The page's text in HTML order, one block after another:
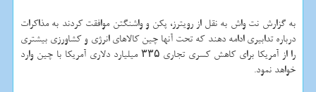
به گزارش نت واش به نقل از رویترز، پكن و واشنگتن موافقت كردند به مذاكرات
درباره تدابیری ادامه دهند كه تحت آنها چین كالاهای انرژی و كشاورزی بیشتری
را از آمریكا برای كاهش كسری تجاری ۳۳۵ میلیارد دلاری آمریكا با چین وارد
خواهد نمود.